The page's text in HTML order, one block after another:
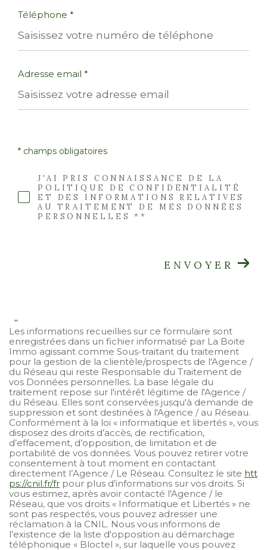
Téléphone *
Adresse email *
* champs obligatoires
J'AI PRIS CONNAISSANCE DE LA
POLITIQUE DE CONFIDENTIALITÉ
ET DES INFORMATIONS RELATIVES
AU TRAITEMENT DE MES DONNÉES
PERSONNELLES **
ENVOYER
**
Les informations recueillies sur ce formulaire sont
enregistrées dans un fichier informatisé par La Boite
Immo agissant comme Sous-traitant du traitement
pour la gestion de la clientèle/prospects de l'Agence /
du Réseau qui reste Responsable du Traitement de
vos Données personnelles. La base légale du
traitement repose sur l'intérêt légitime de l'Agence /
du Réseau. Elles sont conservées jusqu'à demande de
suppression et sont destinées à l'Agence / au Réseau.
Conformément à la loi « informatique et libertés », vous
disposez des droits d’accès, de rectification,
d’effacement, d’opposition, de limitation et de
portabilité de vos données. Vous pouvez retirer votre
consentement à tout moment en contactant
directement l’Agence / Le Réseau. Consultez le site htt
ps://cnil.fr/fr pour plus d’informations sur vos droits. Si
vous estimez, après avoir contacté l'Agence / le
Réseau, que vos droits « Informatique et Libertés » ne
sont pas respectés, vous pouvez adresser une
réclamation à la CNIL. Nous vous informons de
l’existence de la liste d'opposition au démarchage
téléphonique « Bloctel », sur laquelle vous pouvez